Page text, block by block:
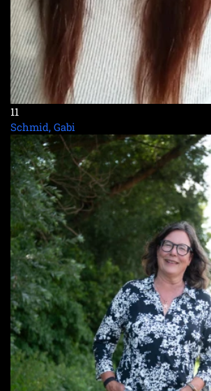
11
Schmid, Gabi